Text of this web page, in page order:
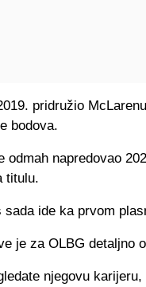
pridružio
bodova.
odmah napredovao
titulu.
sada ide ka prvom
je za OLBG detaljno
njegovu